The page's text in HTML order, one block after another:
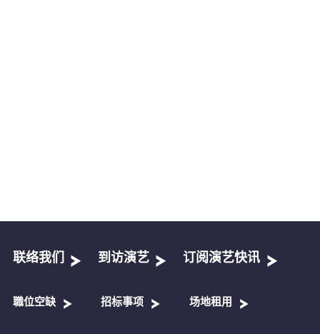
联络我们 到访演艺 订阅演艺快讯
職位空缺 招标事项 场地租用